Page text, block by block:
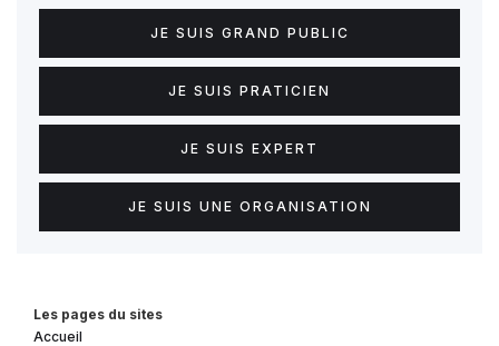
JE SUIS GRAND PUBLIC
JE SUIS PRATICIEN
JE SUIS EXPERT
JE SUIS UNE ORGANISATION
Les pages du sites
Accueil